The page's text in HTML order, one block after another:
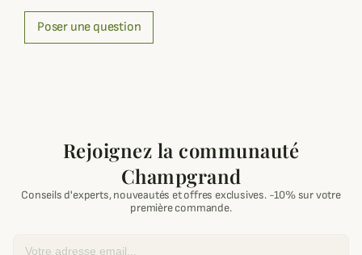
Poser une question
Rejoignez la communauté
Champgrand
Conseils d'experts, nouveautés et offres exclusives. -10% sur votre
première commande.